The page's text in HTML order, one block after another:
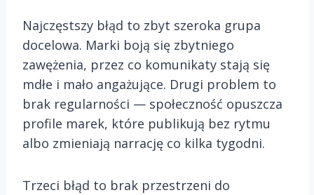
Najczęstszy błąd to zbyt szeroka grupa
docelowa. Marki boją się zbytniego
zawężenia, przez co komunikaty stają się
mdłe i mało angażujące. Drugi problem to
brak regularności — społeczność opuszcza
profile marek, które publikują bez rytmu
albo zmieniają narrację co kilka tygodni.
Trzeci błąd to brak przestrzeni do